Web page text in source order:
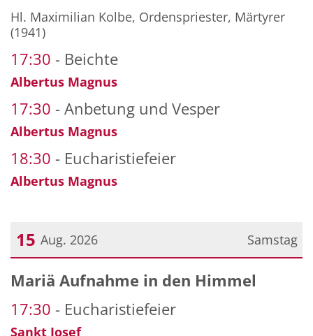
Datum: 14. August 2026
Hl. Maximilian Kolbe, Ordenspriester, Märtyrer
(1941)
17:30 Beichte
Albertus Magnus
17:30 Anbetung und Vesper
Albertus Magnus
18:30 Eucharistiefeier
Albertus Magnus
Samstag
15 Aug. 2026
Datum: 15. August 2026
Mariä Aufnahme in den Himmel
17:30
Eucharistiefeier
Sankt Josef